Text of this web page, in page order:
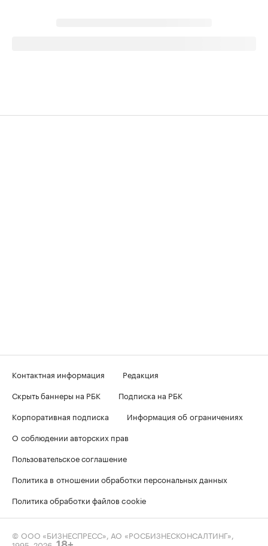
Контактная информация
Редакция
Скрыть баннеры на РБК
Подписка на РБК
Корпоративная подписка
Информация об ограничениях
О соблюдении авторских прав
Пользовательское соглашение
Политика в отношении обработки персональных данных
Политика обработки файлов cookie
© ООО «БИЗНЕСПРЕСС», АО «РОСБИЗНЕСКОНСАЛТИНГ»,